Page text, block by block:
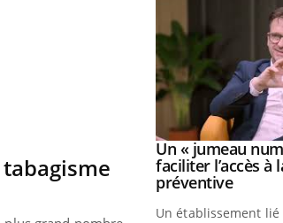
et, pour de
de questions, de
Youtube
Un « jumeau
faciliter l’accès à
préventiveYoutube
Un établissement